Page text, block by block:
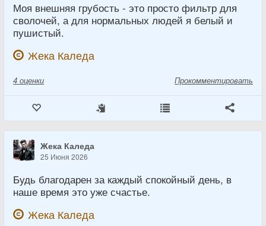
Моя внешняя грубость - это просто фильтр для
сволочей, а для нормальных людей я белый и
пушистый.
Жека Каледа
4 оценки Прокомментировать
Жека Каледа
25 Июня 2026
Будь благодарен за каждый спокойный день, в
наше время это уже счастье.
Жека Каледа